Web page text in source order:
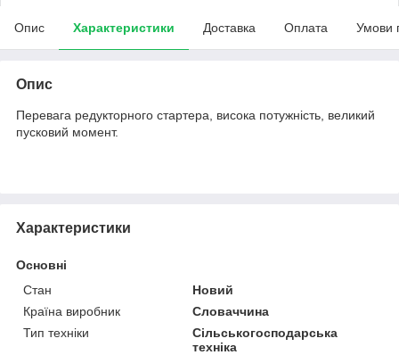
Опис Характеристики Доставка Оплата Умови
Опис
Перевага редукторного стартера, висока потужність, великий
пусковий момент.
Характеристики
Основні
Стан
Новий
Країна виробник
Словаччина
Тип техніки
Сільськогосподарська
техніка